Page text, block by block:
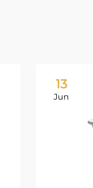
13
Jun